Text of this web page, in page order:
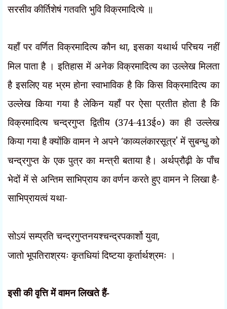
सरसीव कीर्तिशेषं गतवति भुवि विक्रमादित्ये ॥
यहाँ पर वर्णित विक्रमादित्य कौन था,इसका यथार्थ परिचय नहीं
मिल पाता है । इतिहास में अनेक विक्रमादित्य का उल्लेख मिलता
है इसलिए यह भ्रम होना स्वाभाविक है कि किस विक्रमादित्य का
उल्लेख किया गया है लेकिन यहाँ पर ऐसा प्रतीत होता है कि
विक्रमादित्य चन्द्रगुप्त द्वितीय (374-413ई०) का ही उल्लेख
किया गया है क्योंकि वामन ने अपने ‘काव्यलंकारसूत्र'में सुबन्धु को
चन्द्रगुप्त के एक पुत्र का मन्त्री बताया है। अर्थप्रौढ़ी के पाँच
भेदों में से अन्तिम साभिप्राय का वर्णन करते हुए वामन ने लिखा है-
साभिप्रायत्वं यथा-
सोऽयं सम्प्रति चन्द्रगुप्तनयश्चन्द्रपकार्शो युवा,
जातो भूपतिराश्रयः कृतधियां दिष्टया कृर्तार्थश्रमः ।
इसी की वृत्ति में वामन लिखते हैं-